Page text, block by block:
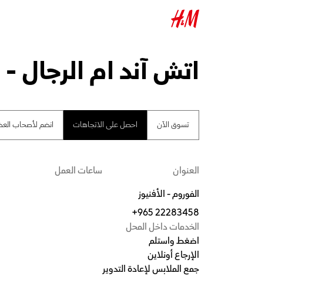
اتش آند ام الرجال
تسوق الآن احصل على الاتجاهات انضم لأصحاب
العنوان
الفوروم - الأفنيوز
+965 22283458
الخدمات داخل المحل
اضغط واستلم
الإرجاع أونلاين
جمع الملابس لإعادة التدوير
ساعات العمل